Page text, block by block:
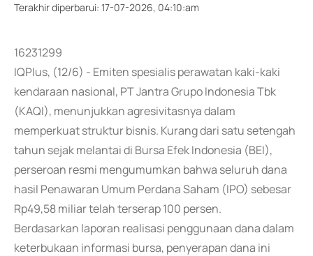
Terakhir diperbarui: 17-07-2026, 04:10:am
16231299
IQPlus, (12/6) - Emiten spesialis perawatan kaki-kaki
kendaraan nasional, PT Jantra Grupo Indonesia Tbk
(KAQI), menunjukkan agresivitasnya dalam
memperkuat struktur bisnis. Kurang dari satu setengah
tahun sejak melantai di Bursa Efek Indonesia (BEI),
perseroan resmi mengumumkan bahwa seluruh dana
hasil Penawaran Umum Perdana Saham (IPO) sebesar
Rp49,58 miliar telah terserap 100 persen.
Berdasarkan laporan realisasi penggunaan dana dalam
keterbukaan informasi bursa, penyerapan dana ini